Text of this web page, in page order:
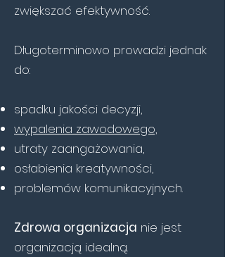
zwiększać efektywność.
Długoterminowo prowadzi jednak
do:
spadku jakości decyzji,
wypalenia zawodowego,
utraty zaangażowania,
osłabienia kreatywności,
problemów komunikacyjnych.
Zdrowa organizacja nie jest
organizacją idealną.